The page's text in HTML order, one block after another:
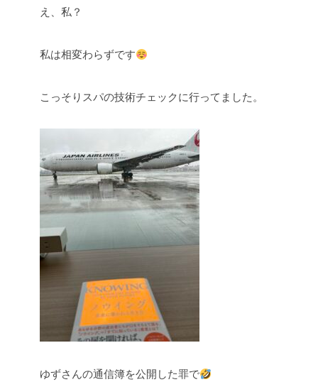
え、私？
私は相変わらずです
こっそりスパの技術チェックに行ってました。
ゆずさんの通信簿を公開した罪で